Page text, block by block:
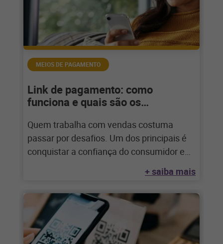
MEIOS DE PAGAMENTO
Link de pagamento: como
funciona e quais são os
Quem trabalha com vendas costuma
passar por desafios. Um dos principais é
conquistar a confiança do consumidor em
+ saiba mais